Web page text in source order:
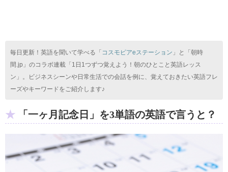
毎日更新！英語を聞いて学べる「 コスモピアeステーション 」と「朝時
間.jp」のコラボ連載「1日1つずつ覚えよう！朝のひとこと英語レッス
ン」。ビジネスシーンや日常生活での会話を例に、覚えておきたい英語フレ
ーズやキーワードをご紹介します♪
「一ヶ月記念日」を3単語の英語で言うと？